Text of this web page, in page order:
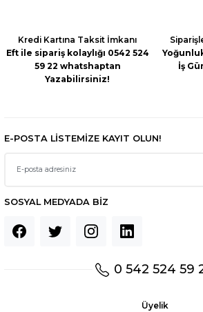
Kredi Kartına Taksit İmkanı
Eft ile sipariş kolaylığı 0542 524
59 22 whatshaptan
Yazabilirsiniz!
İş
E-POSTA LİSTEMİZE KAYIT OLUN!
SOSYAL MEDYADA BİZ
0 542 524 59
Üyelik